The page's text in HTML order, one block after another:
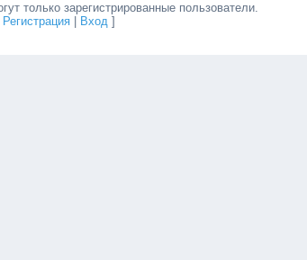
только зарегистрированные пользователи.
Регистрация Вход ]